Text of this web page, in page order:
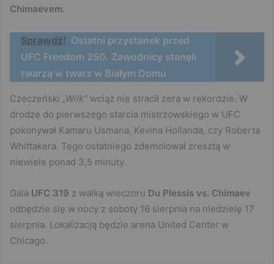
Chimaevem.
Sprawdź! Ostatni przystanek przed
UFC Freedom 250. Zawodnicy stanęli
twarzą w twarz w Białym Domu
Czeczeński „Wilk” wciąż nie stracił zera w rekordzie. W
drodze do pierwszego starcia mistrzowskiego w UFC
pokonywał Kamaru Usmana, Kevina Hollanda, czy Roberta
Whittakera. Tego ostatniego zdemolował zresztą w
niewiele ponad 3,5 minuty.
Gala UFC 319 z walką wieczoru Du Plessis vs. Chimaev
odbędzie się w nocy z soboty 16 sierpnia na niedzielę 17
sierpnia. Lokalizacją będzie arena United Center w
Chicago.